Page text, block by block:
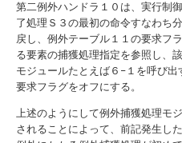
第二例外ハンドラ１０は、実行制
了処理Ｓ３の最初の命令すなわち
戻し、例外テーブル１１の要求フ
る要素の捕獲処理指定を参照し、
モジュールたとえば６−１を呼び出
要求フラグをオフにする。
上述のようにして例外捕獲処理モ
されることによって、前記発生し